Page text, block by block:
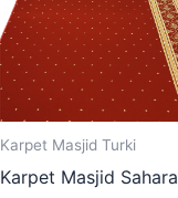
Karpet Masjid Turki
Karpet Masjid Sahara